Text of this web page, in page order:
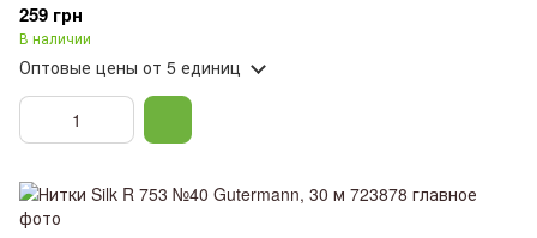
259 грн
В наличии
Оптовые цены от 5 единиц